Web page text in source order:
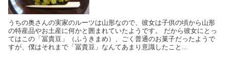
うちの奥さんの実家のルーツは山形なので、彼女は子供の頃から山形
の特産品やお土産に何かと囲まれていたようです。 だから彼女にとっ
てはこの「冨貴豆」（ふうきまめ）、ごく普通のお菓子だったようで
すが、僕はそれまで「冨貴豆」なんてあまり意識したこと...